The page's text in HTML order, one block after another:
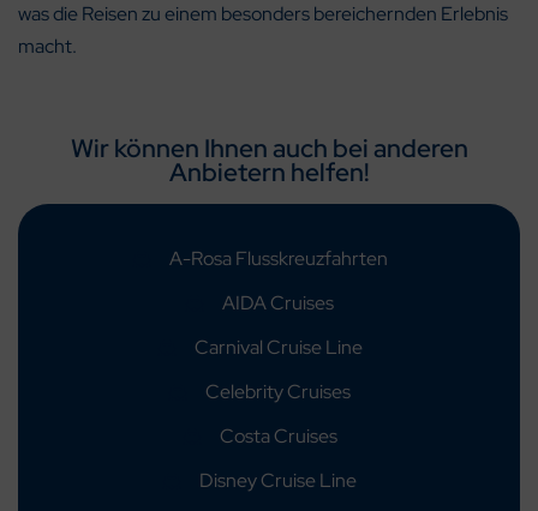
was die Reisen zu einem besonders bereichernden Erlebnis
macht.
Wir können Ihnen auch bei anderen
Anbietern helfen!
A-Rosa Flusskreuzfahrten
AIDA Cruises
Carnival Cruise Line
Celebrity Cruises
Costa Cruises
Disney Cruise Line